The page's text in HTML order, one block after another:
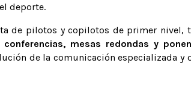
deporte.
de pilotos y copilotos de primer nivel,
mesas redondas y
de la comunicación especializada y